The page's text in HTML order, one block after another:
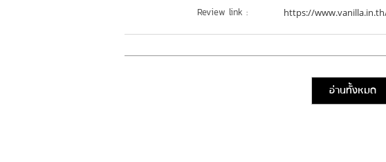
Review link : https://
อ่านทั้งหมด